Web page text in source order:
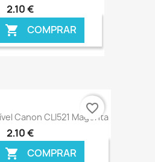
2,10 €
 COMPRAR
€ ONLINE
Canon CLI521 Magenta
2,10 €
 COMPRAR
favorite_border